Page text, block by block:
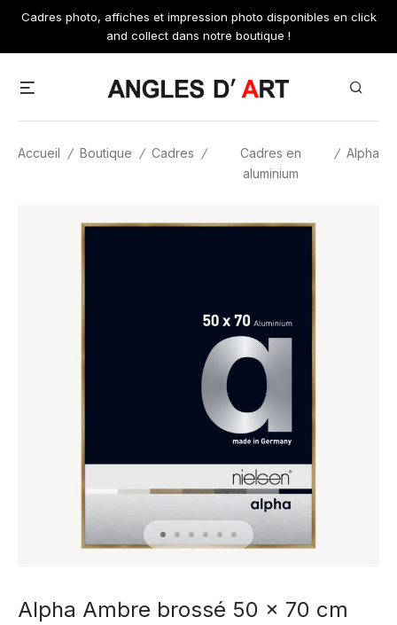
Skip
content
Cadres photo, affiches et impression photo disponibles en click
and collect dans notre boutique !
Accueil / Boutique / Cadres /
Cadres en
aluminium
/ Alpha
Alpha Ambre brossé 50 x 70 cm